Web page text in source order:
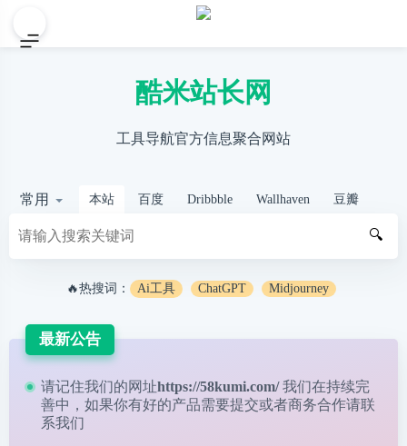
酷米站长网
工具导航官方信息聚合网站
常用 本站 百度 Dribbble Wallhaven 豆瓣
🔍
🔥热搜词： Ai工具 ChatGPT Midjourney
最新公告
请记住我们的网址https://58kumi.com/ 我们在持续完
善中，如果你有好的产品需要提交或者商务合作请联
系我们